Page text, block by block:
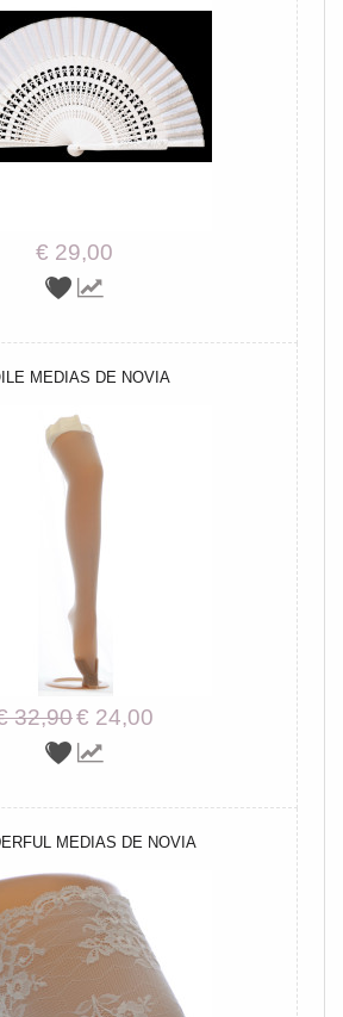
€ 29,00
MEDIAS DE NOVIA
32,90€ 24,00
MEDIAS DE NOVIA